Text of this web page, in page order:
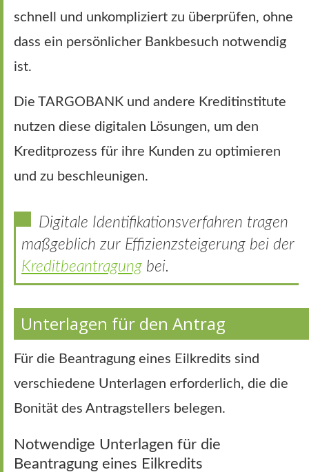
schnell und unkompliziert zu überprüfen, ohne
dass ein persönlicher Bankbesuch notwendig
ist.
Die TARGOBANK und andere Kreditinstitute
nutzen diese digitalen Lösungen, um den
Kreditprozess für ihre Kunden zu optimieren
und zu beschleunigen.
Digitale Identifikationsverfahren tragen
maßgeblich zur Effizienzsteigerung bei der
Kreditbeantragung bei.
Unterlagen für den Antrag
Für die Beantragung eines Eilkredits sind
verschiedene Unterlagen erforderlich, die die
Bonität des Antragstellers belegen.
Notwendige Unterlagen für die
Beantragung eines Eilkredits